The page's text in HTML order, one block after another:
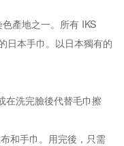
產地之一。所有 IKS
日本手巾。以日本獨有的
在洗完臉後代替毛巾擦
和手巾。用完後，只需